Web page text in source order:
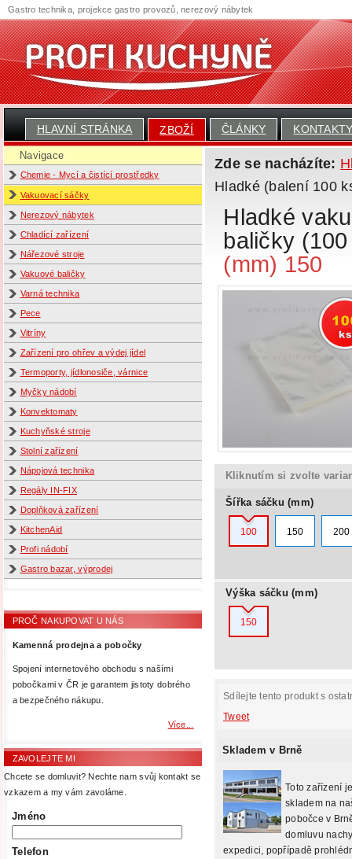
HLAVNÍ STRÁNKA ZBOŽÍ ČLÁNKY
Navigace
Chemie - Mycí a čistící prostředky
Vakuovací sáčky
Nerezový nábytek
Chladící zařízení
Nářezové stroje
Vakuové baličky
Varná technika
Pece
Vitríny
Zařízení pro ohřev a výdej jídel
Termoporty, jídlonosiče, várnice
Myčky nádobí
Konvektomaty
Kuchyňské stroje
Stolní zařízení
Nápojová technika
Regály IN-FIX
Doplňková zařízení
KitchenAid
Profi nádobí
Gastro bazar, výprodej
PROČ NAKUPOVAT U NÁS
Kamenná prodejna a pobočky
Spojení internetového obchodu s našími
pobočkami v ČR je garantem jistoty dobrého
a bezpečného nákupu.
Více...
ZAVOLEJTE MI
Chcete se domluvit? Nechte nam svůj kontakt se
vzkazem a my vám zavoláme.
Jméno
Telefon
Zde se nacházíte:
Hladké (balení 100
Hladké
baličky
(mm) 150
Kliknutím si zvolte
Šířka sáčku (mm)
100 150 200
Výška sáčku (mm)
150
Sdílejte tento produkt s
Tweet
Skladem v Brně
Toto zařízení
skladem na
pobočce v
domluvu
expedici, popřípadě
Gastro technika, projekce gastro provozů, nerezový nábytek